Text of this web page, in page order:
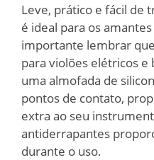
Leve, prático e fácil de
é ideal para os
importante lembrar
para violões elétricos e
uma almofada de
pontos de contato,
extra ao seu
antiderrapantes
durante o uso.